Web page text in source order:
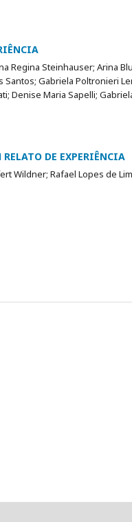
Regina Steinhauser; Arina
Santos; Gabriela Poltronieri
Denise Maria Sapelli;
DE EXPERIÊNCIA
Wildner; Rafael Lopes de